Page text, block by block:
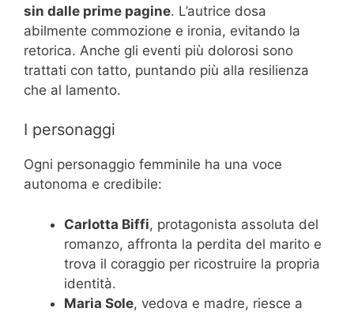
sin dalle prime pagine. L’autrice dosa
abilmente commozione e ironia, evitando la
retorica. Anche gli eventi più dolorosi sono
trattati con tatto, puntando più alla resilienza
che al lamento.
I personaggi
Ogni personaggio femminile ha una voce
autonoma e credibile:
Carlotta Biffi, protagonista assoluta del
romanzo, affronta la perdita del marito e
trova il coraggio per ricostruire la propria
identità.
Maria Sole, vedova e madre, riesce a